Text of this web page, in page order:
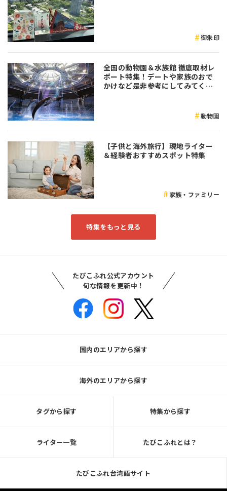
御朱印
全国の動物園＆水族館 徹底取材レ
ポート特集！デートや家族のおで
かけなど是非参考にしてみてくだ
動物園
【子供と海外旅行】現地ライター
＆経験者おすすめスポット特集
家族・ファミリー
特集をもっと見る
たびこふれ公式アカウント
旬な情報を更新中！
国内のエリアから探す
海外のエリアから探す
タグから探す 特集から探す
ライター一覧 たびこふれとは？
たびこふれ台湾語サイト